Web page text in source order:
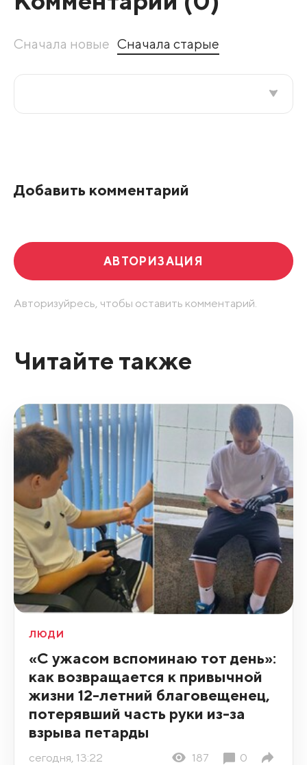
Сначала новые Сначала старые
Добавить комментарий
АВТОРИЗАЦИЯ
Авторизуйресь, чтобы оставить комментарий.
Читайте также
ЛЮДИ
«С ужасом вспоминаю тот день»:
как возвращается к привычной
жизни 12-летний благовещенец,
потерявший часть руки из-за
взрыва петарды
сегодня, 13:22 187 0